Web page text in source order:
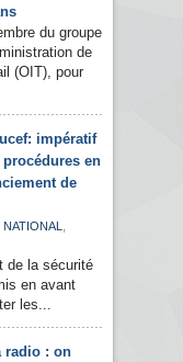
du groupe
de
(OIT), pour
impératif
en
de
NATIONAL ,
de la sécurité
en avant
les...
radio : on